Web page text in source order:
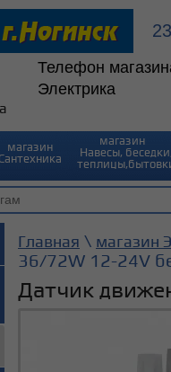
Телефон
Электрика
магазин
Сантехника
магазин⠀
Навесы,
Главная \ магазин
36/72W 12-24V
Датчик